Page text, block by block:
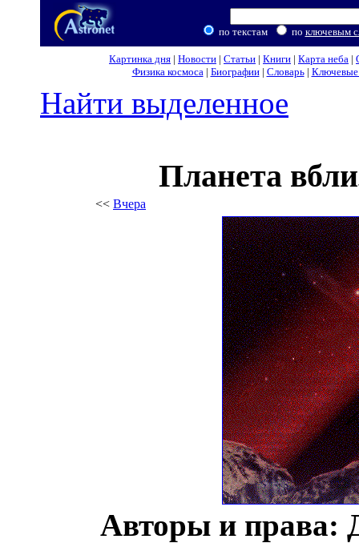
по текстам по ключевым
Картинка дня | Новости | Статьи | Книги | Карта неба |
Физика космоса| Биографии| Словарь| Ключевые
Найти выделенное
Планета
<< Вчера
Авторы и права: